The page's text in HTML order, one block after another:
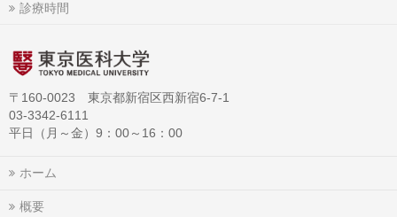
診療時間
〒160-0023 東京都新宿区西新宿6-7-1
03-3342-6111
平日（月～金）9：00～16：00
ホーム
概要